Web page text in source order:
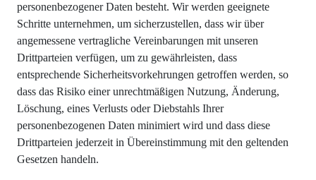
personenbezogener Daten besteht. Wir werden geeignete
Schritte unternehmen, um sicherzustellen, dass wir über
angemessene vertragliche Vereinbarungen mit unseren
Drittparteien verfügen, um zu gewährleisten, dass
entsprechende Sicherheitsvorkehrungen getroffen werden, so
dass das Risiko einer unrechtmäßigen Nutzung, Änderung,
Löschung, eines Verlusts oder Diebstahls Ihrer
personenbezogenen Daten minimiert wird und dass diese
Drittparteien jederzeit in Übereinstimmung mit den geltenden
Gesetzen handeln.